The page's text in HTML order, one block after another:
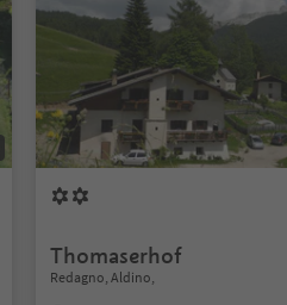
Thomaserhof
Redagno, Aldino,